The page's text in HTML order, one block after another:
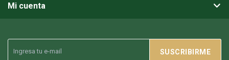
SUSCRIBIRME
Mi cuenta